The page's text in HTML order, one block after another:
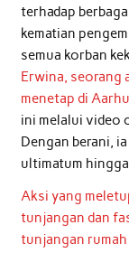
terhadap
kematian
semua korban
Erwina, seorang
menetap di
ini melalui video
Dengan berani,
ultimatum hingga
Aksi yang
tunjangan dan
tunjangan